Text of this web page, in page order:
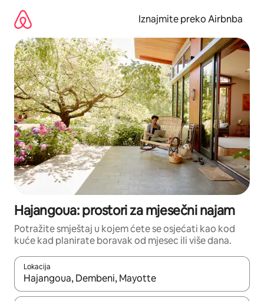
sadržaj
Iznajmite preko Airbnba
Hajangoua: prostori za mjesečni najam
Potražite smještaj u kojem ćete se osjećati kao kod
kuće kad planirate boravak od mjesec ili više dana.
Lokacija
Kada budu dostupni rezultati, moći ćete ih pregledati